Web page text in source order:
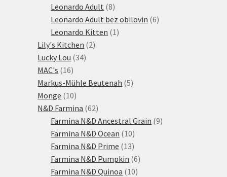
produktů
Leonardo Adult 88
produktů
Leonardo Adult bez obilovin 66
Leonardo Kitten 1 1
Lily's Kitchen 22
Lucky Lou 3434
MAC's 1616
produktů
Markus-Mühle Beutenah 55
Monge 1010
produktů
N&D Farmina 6262
produktů
Farmina N&D Ancestral Grain 99
Farmina N&D Ocean 1010
produktů
Farmina N&D Prime 1313
produktů
Farmina N&D Pumpkin 66
Farmina N&D Quinoa 1010